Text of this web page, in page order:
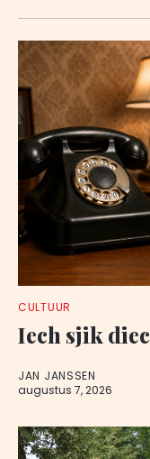
CULTUUR
Iech sjik
JAN JANSSEN
augustus 7, 2026